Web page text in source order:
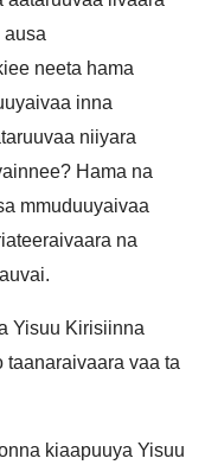
ausa
neeta hama
inna
niiyara
Hama na
mmuduuyaivaa
na
Yisuu Kirisiinna
vaa ta
kiaapuuya Yisuu